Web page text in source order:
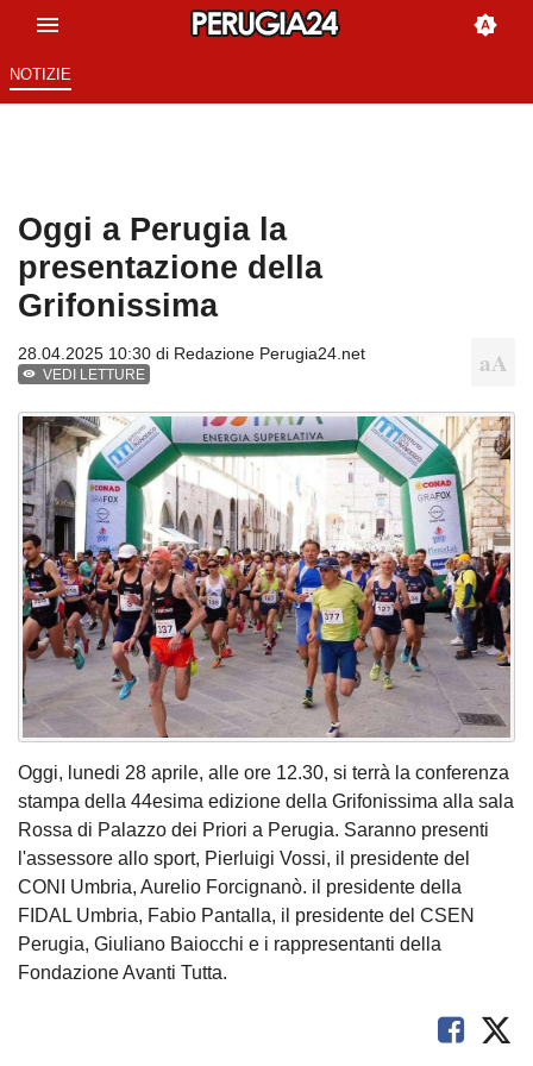
NOTIZIE
Oggi a Perugia la
presentazione della
Grifonissima
28.04.2025 10:30 di Redazione Perugia24.net
VEDI LETTURE
Oggi, lunedi 28 aprile, alle ore 12.30, si terrà la conferenza
stampa della 44esima edizione della Grifonissima alla sala
Rossa di Palazzo dei Priori a Perugia. Saranno presenti
l'assessore allo sport, Pierluigi Vossi, il presidente del
CONI Umbria, Aurelio Forcignanò. il presidente della
FIDAL Umbria, Fabio Pantalla, il presidente del CSEN
Perugia, Giuliano Baiocchi e i rappresentanti della
Fondazione Avanti Tutta.